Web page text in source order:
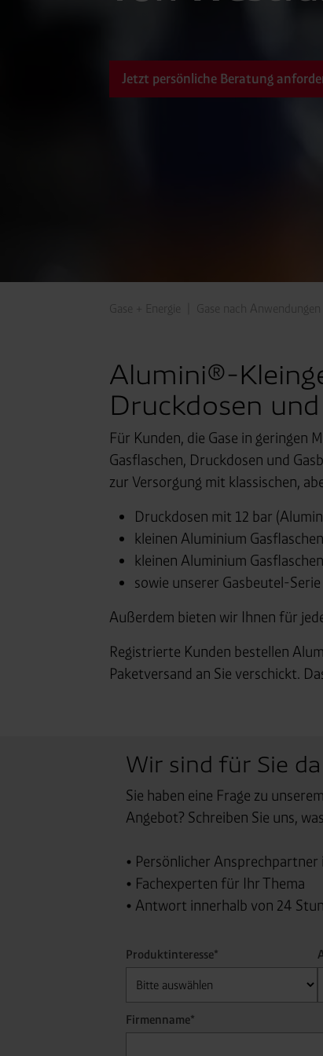
Jetzt persönliche Beratung
Gase + Energie Gase nach Anwendungen
Alumini®-
Druckdosen
Für Kunden, die Gase in geringen
Gasflaschen, Druckdosen und
zur Versorgung mit klassischen,
Druckdosen mit 12 bar
kleinen Aluminium
kleinen Aluminium
sowie unserer Gasbeutel-
Außerdem bieten wir Ihnen für
Registrierte Kunden bestellen
Paketversand an Sie verschickt.
Wir sind für Sie
Sie haben eine Frage zu
Angebot? Schreiben Sie uns,
• Persönlicher Ansprechpartner
• Fachexperten für Ihr Thema
• Antwort innerhalb von 24
Produktinteresse*
Firmenname*